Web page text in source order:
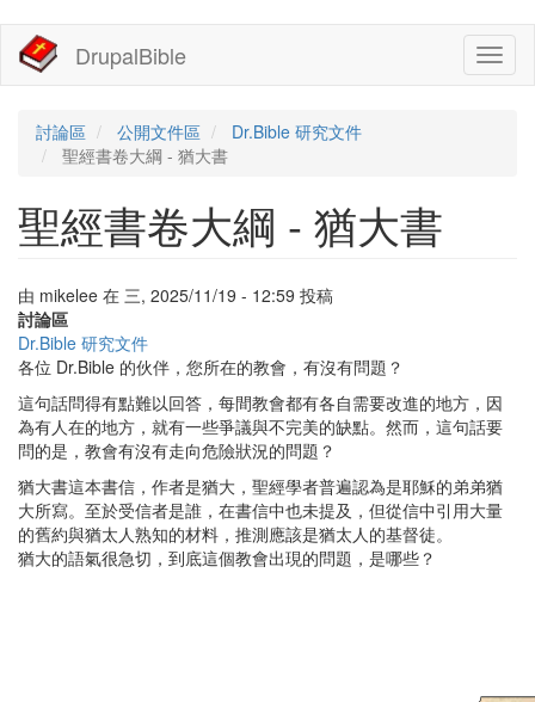
主
DrupalBible
討論區 公開文件區
Dr.Bible 研究文件
聖經書卷大綱 - 猶大書
聖經書卷大綱 - 猶大書
由 mikelee 在 三, 2025/11/19 - 12:59 投稿
討論區
Dr.Bible 研究文件
各位 Dr.Bible 的伙伴，您所在的教會，有沒有問題？
這句話問得有點難以回答，每間教會都有各自需要改進的地方，因
為有人在的地方，就有一些爭議與不完美的缺點。然而，這句話要
問的是，教會有沒有走向危險狀況的問題？
猶大書這本書信，作者是猶大，聖經學者普遍認為是耶穌的弟弟猶
大所寫。至於受信者是誰，在書信中也未提及，但從信中引用大量
的舊約與猶太人熟知的材料，推測應該是猶太人的基督徒。
猶大的語氣很急切，到底這個教會出現的問題，是哪些？